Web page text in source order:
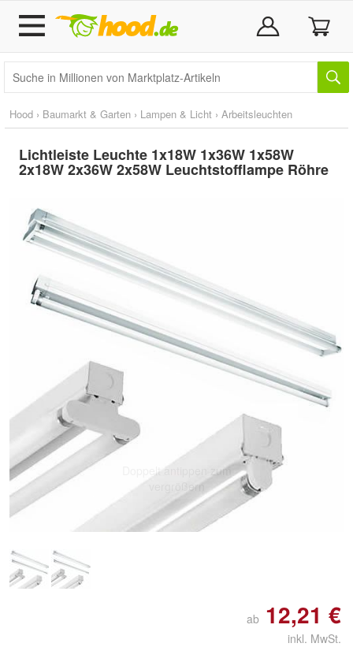
Hood › Baumarkt & Garten › Lampen & Licht › Arbeitsleuchten
Lichtleiste Leuchte 1x18W 1x36W 1x58W
2x18W 2x36W 2x58W Leuchtstofflampe Röhre
Doppelt antippen zum
vergrößern
ab 12,21 €
inkl. MwSt.